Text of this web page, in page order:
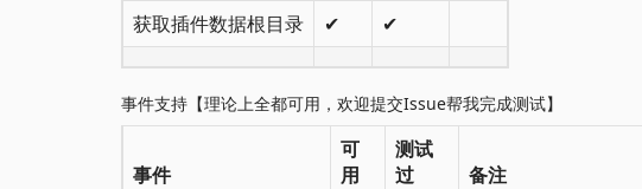
获取插件数据根目录 ✔ ✔
事件支持【理论上全都可用，欢迎提交Issue帮我完成测试】
事件
可
用
测试
过
备注